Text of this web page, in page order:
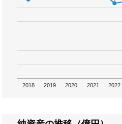
2018 2019 2020 2021 2022